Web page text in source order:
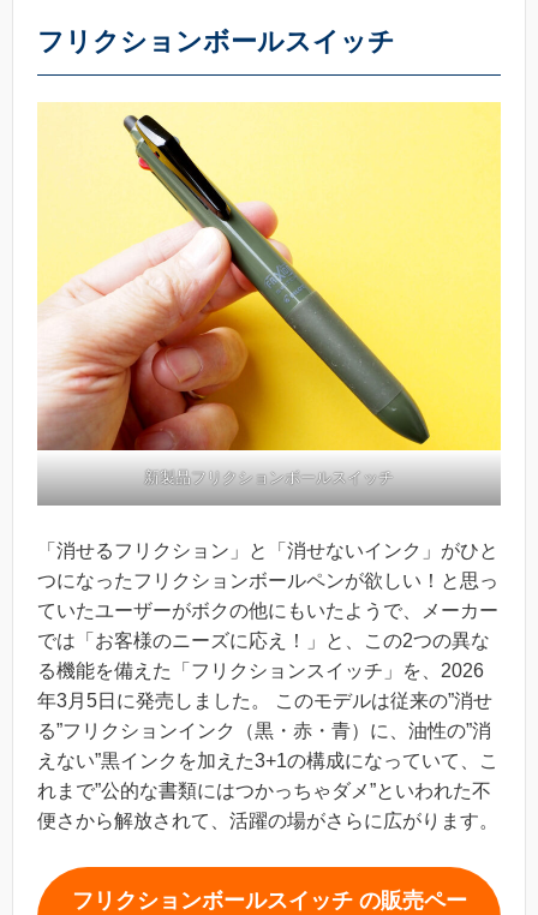
フリクションボールスイッチ
新製品フリクションボールスイッチ
「消せるフリクション」と「消せないインク」がひと
つになったフリクションボールペンが欲しい！と思っ
ていたユーザーがボクの他にもいたようで、メーカー
では「お客様のニーズに応え！」と、この2つの異な
る機能を備えた「フリクションスイッチ」を、2026
年3月5日に発売しました。 このモデルは従来の”消せ
る”フリクションインク（黒・赤・青）に、油性の”消
えない”黒インクを加えた3+1の構成になっていて、こ
れまで”公的な書類にはつかっちゃダメ”といわれた不
便さから解放されて、活躍の場がさらに広がります。
フリクションボールスイッチ の販売ペー